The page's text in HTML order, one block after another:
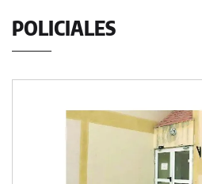
POLICIALES